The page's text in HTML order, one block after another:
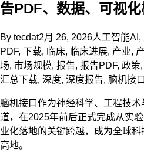
告PDF、数据、可视
By tecdat2月 26, 2026人工智能AI ,
PDF, 下载, 临床, 临床进展, 产业,
场, 市场规模, 报告, 报告PDF, 政策,
汇总下载, 深度, 深度报告, 脑机接口
脑机接口作为神经科学、工程技
道，在2025年前后正式完成从实
业化落地的关键跨越，成为全球
高地。